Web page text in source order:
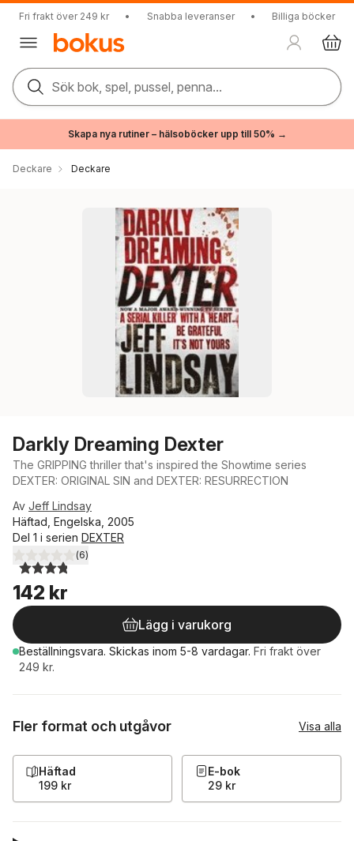
Fri frakt över 249 kr • Snabba leveranser • Billiga böcker
Sök bok, spel, pussel, penna...
Skapa nya rutiner – hälsoböcker upp till 50% →
Deckare Deckare
Darkly Dreaming Dexter
The GRIPPING thriller that's inspired the Showtime series
DEXTER: ORIGINAL SIN and DEXTER: RESURRECTION
Av Jeff Lindsay
Häftad, Engelska, 2005
Del 1 i serien DEXTER
3,8utav 5 stjärnor. Totalt antal röster:
(6)
142 kr
Lägg i varukorg
Beställningsvara. Skickas inom 5-8 vardagar. Fri frakt över
249 kr.
Fler format och utgåvor Visa alla
Häftad
199 kr
E-bok
29 kr